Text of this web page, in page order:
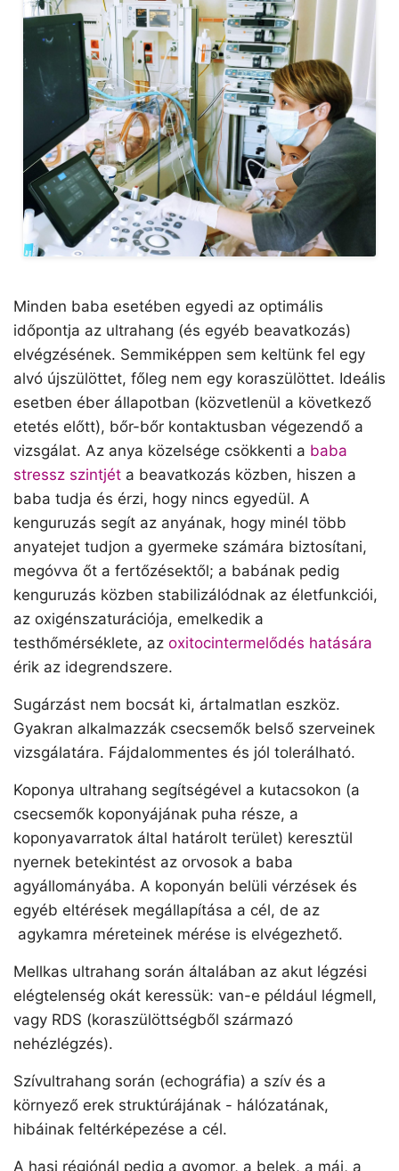
Minden baba esetében egyedi az optimális
időpontja az ultrahang (és egyéb beavatkozás)
elvégzésének. Semmiképpen sem keltünk fel egy
alvó újszülöttet, főleg nem egy koraszülöttet. Ideális
esetben éber állapotban (közvetlenül a következő
etetés előtt), bőr-bőr kontaktusban végezendő a
vizsgálat. Az anya közelsége csökkenti a baba
stressz szintjét a beavatkozás közben, hiszen a
baba tudja és érzi, hogy nincs egyedül. A
kenguruzás segít az anyának, hogy minél több
anyatejet tudjon a gyermeke számára biztosítani,
megóvva őt a fertőzésektől; a babának pedig
kenguruzás közben stabilizálódnak az életfunkciói,
az oxigénszaturációja, emelkedik a
testhőmérséklete, az oxitocintermelődés hatására
érik az idegrendszere.
Sugárzást nem bocsát ki, ártalmatlan eszköz.
Gyakran alkalmazzák csecsemők belső szerveinek
vizsgálatára. Fájdalommentes és jól tolerálható.
Koponya ultrahang segítségével a kutacsokon (a
csecsemők koponyájának puha része, a
koponyavarratok által határolt terület) keresztül
nyernek betekintést az orvosok a baba
agyállományába. A koponyán belüli vérzések és
egyéb eltérések megállapítása a cél, de az
agykamra méreteinek mérése is elvégezhető.
Mellkas ultrahang során általában az akut légzési
elégtelenség okát keressük: van-e például légmell,
vagy RDS (koraszülöttségből származó
nehézlégzés).
Szívultrahang során (echográfia) a szív és a
környező erek struktúrájának - hálózatának,
hibáinak feltérképezése a cél.
A hasi régiónál pedig a gyomor, a belek, a máj, a